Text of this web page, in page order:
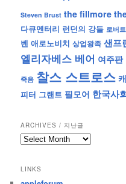
Steven Brust the fillmore
다큐멘터리 런던의 강들 로버
벤 애로노비치 상업왕족 샌프
엘리자베스 베어 여주판
죽음 찰스 스트로스
피터 그랜트 필모어 한국사
ARCHIVES / 지난글
archives
난
LINKS